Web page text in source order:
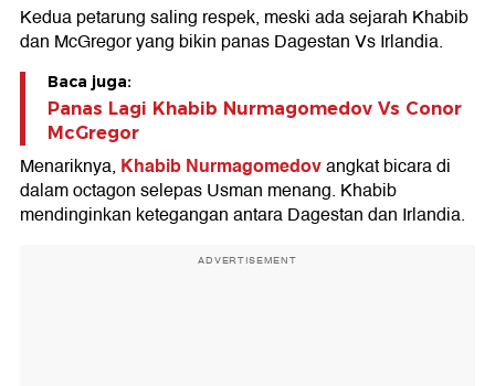
Kedua petarung saling respek, meski ada sejarah Khabib
dan McGregor yang bikin panas Dagestan Vs Irlandia.
Baca juga:
Panas Lagi Khabib Nurmagomedov Vs Conor
McGregor
Menariknya, Khabib Nurmagomedovangkat bicara di
dalam octagon selepas Usman menang. Khabib
mendinginkan ketegangan antara Dagestan dan Irlandia.
ADVERTISEMENT